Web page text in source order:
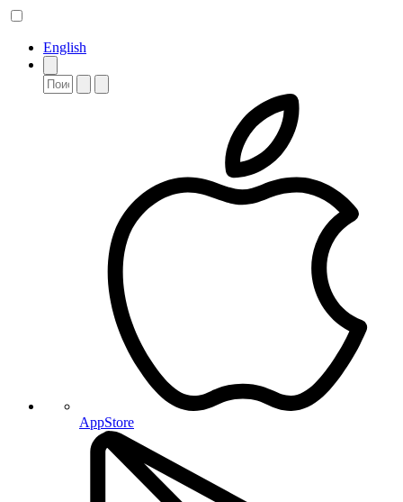
English
AppStore